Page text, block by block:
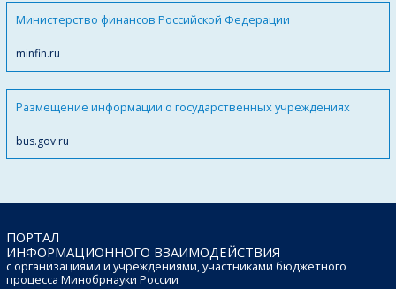
Министерство финансов Российской Федерации
minfin.ru
Размещение информации о государственных учреждениях
bus.gov.ru
ПОРТАЛ
ИНФОРМАЦИОННОГО ВЗАИМОДЕЙСТВИЯ
с организациями и учреждениями, участниками бюджетного
процесса Минобрнауки России